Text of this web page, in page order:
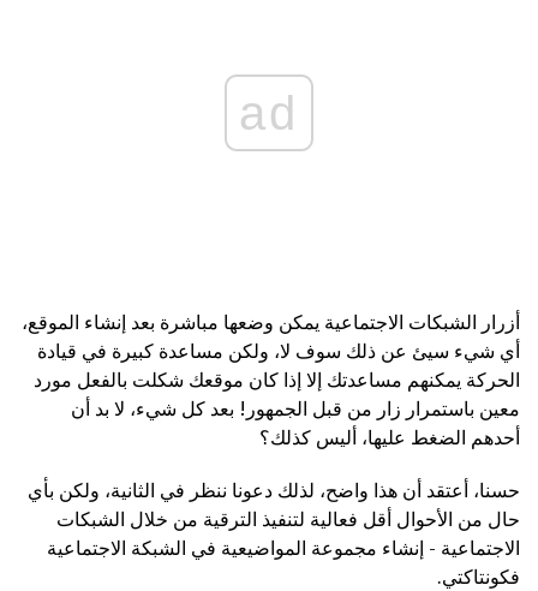
ad
أزرار الشبكات الاجتماعية يمكن وضعها مباشرة بعد إنشاء الموقع،
أي شيء سيئ عن ذلك سوف لا، ولكن مساعدة كبيرة في قيادة
الحركة يمكنهم مساعدتك إلا إذا كان موقعك شكلت بالفعل مورد
معين باستمرار زار من قبل الجمهور! بعد كل شيء، لا بد أن
أحدهم الضغط عليها، أليس كذلك؟
حسنا، أعتقد أن هذا واضح، لذلك دعونا ننظر في الثانية، ولكن بأي
حال من الأحوال أقل فعالية لتنفيذ الترقية من خلال الشبكات
الاجتماعية - إنشاء مجموعة المواضيعية في الشبكة الاجتماعية
فكونتاكتي.